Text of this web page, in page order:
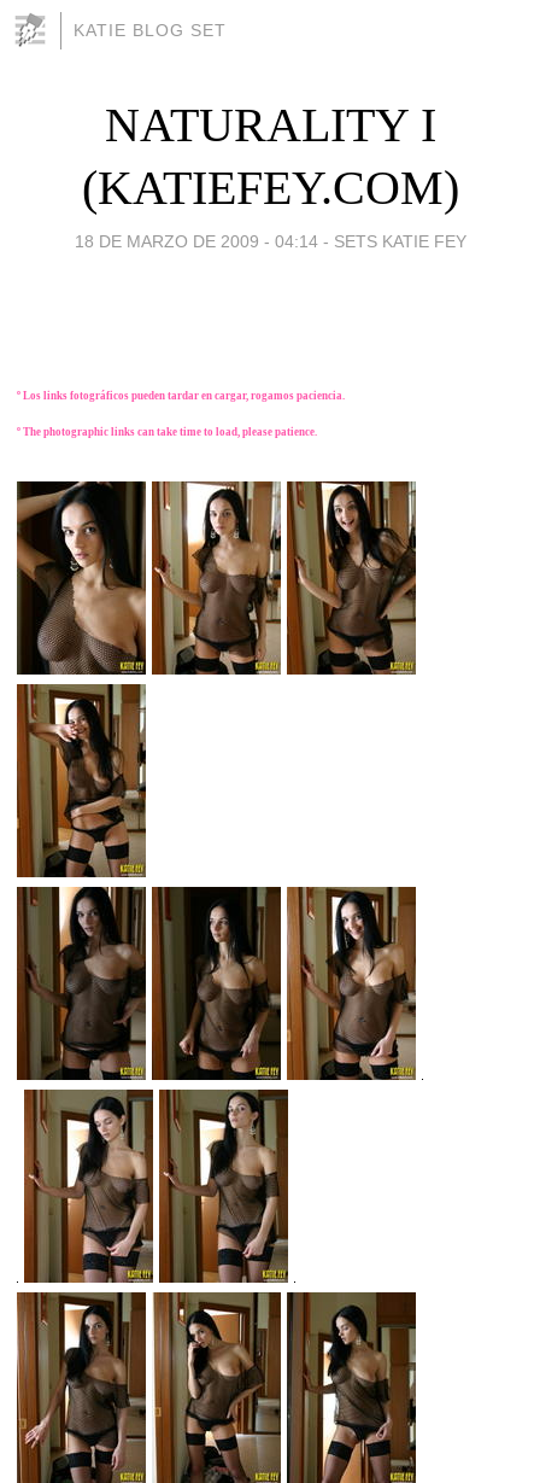
KATIE BLOG SET
NATURALITY I
(KATIEFEY.COM)
18 DE MARZO DE 2009 - 04:14 - SETS KATIE FEY
º Los links fotográficos pueden tardar en cargar, rogamos paciencia.
º The photographic links can take time to load, please patience.